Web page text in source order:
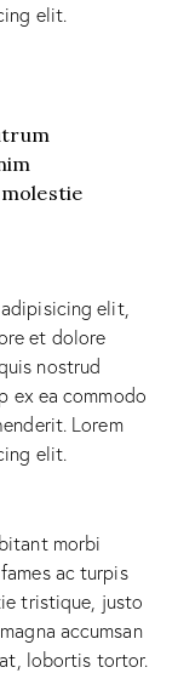
elit.
elit,
et dolore
nostrud
ex ea commodo
Lorem
elit.
morbi
ac turpis
tristique, justo
accumsan
lobortis tortor.